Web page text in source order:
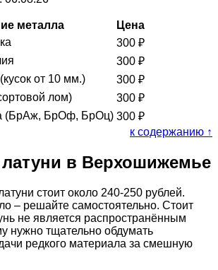
металла
Цена
300 ₽
300 ₽
от 10 мм.)
300 ₽
лом)
300 ₽
(БрАж, БрОф, БрОц) 300 ₽
к содержанию ↑
в Верхошижемье
стоит около 240-250 рублей.
– решайте самостоятельно. Стоит
не является распространённым
нужно тщательно обдумать
редкого материала за смешную